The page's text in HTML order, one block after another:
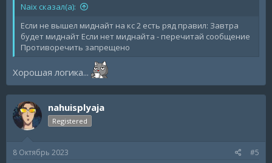
Naix сказал(а):
Если не вышел миднайт на кс 2 есть ряд правил: Завтра
будет миднайт Если нет миднайта - перечитай сообщение
Противоречить запрещено
Хорошая логика...
nahuisplyaja
Registered
8 Октябрь 2023 #5